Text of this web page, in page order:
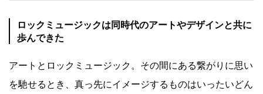
ロックミュージックは同時代のアートやデザインと共に
歩んできた
アートとロックミュージック。その間にある繋がりに思い
を馳せるとき、真っ先にイメージするものはいったいどん